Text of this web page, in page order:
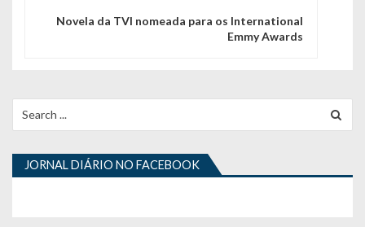
ã
o
d
Novela da TVI nomeada para os International
Emmy Awards
for:
JORNAL DIÁRIO NO FACEBOOK